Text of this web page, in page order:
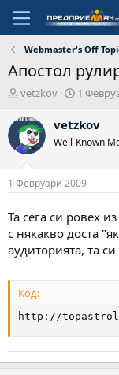
Webmaster's Off
Апостол
А
т
о
р
vetzkov
Н
ч
л
а
д
т
а
1
vetzkov
Well-Known
1 Февруари 2009
Та сега си ровех
с някакво доста
аудиторията, та
Код:
http://